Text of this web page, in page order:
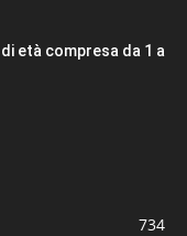
età compresa da 1 a
734